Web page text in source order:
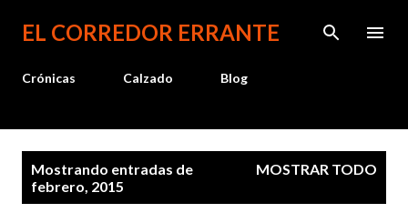
Ir al contenido principal
EL CORREDOR ERRANTE
Crónicas Calzado Blog
Mostrando entradas de
febrero, 2015
MOSTRAR TODO